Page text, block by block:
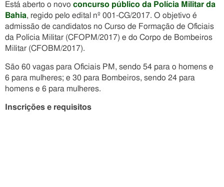
Está aberto o novo concurso público da Polícia Militar da
Bahia, regido pelo edital nº 001-CG/2017. O objetivo é
admissão de candidatos no Curso de Formação de Oficiais
da Polícia Militar (CFOPM/2017) e do Corpo de Bombeiros
Militar (CFOBM/2017).
São 60 vagas para Oficiais PM, sendo 54 para o homens e
6 para mulheres; e 30 para Bombeiros, sendo 24 para
homens e 6 para mulheres.
Inscrições e requisitos